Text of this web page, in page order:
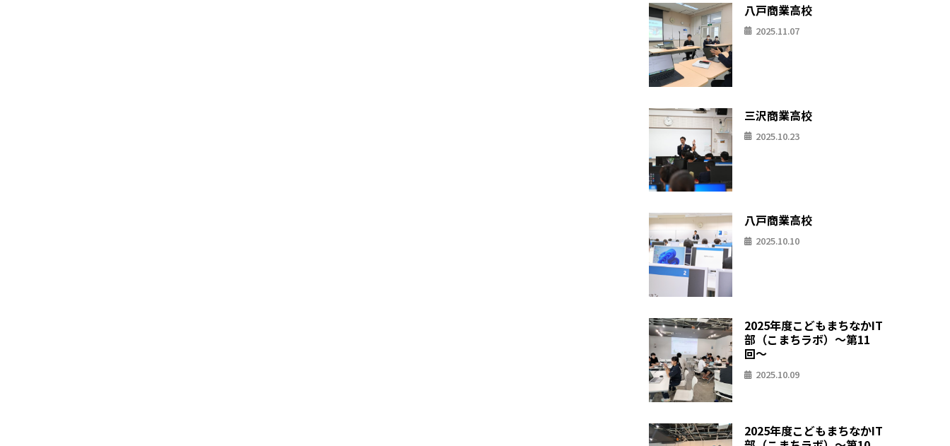
八戸商業高校
2025.11.07
三沢商業高校
2025.10.23
八戸商業高校
2025.10.10
2025年度こどもまちなかIT
部（こまちラボ）〜第11
回〜
2025.10.09
2025年度こどもまちなかIT